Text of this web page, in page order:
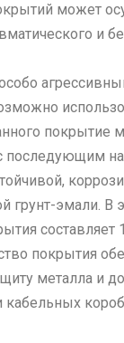
может
и
особо
покрытие
последующим
грунт-эмали. В
составляет
покрытия
металла и
кабельных